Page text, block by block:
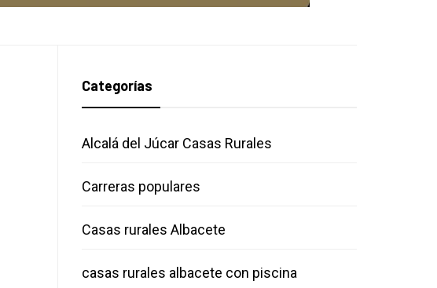
Categorías
Alcalá del Júcar Casas Rurales
Carreras populares
Casas rurales Albacete
casas rurales albacete con piscina